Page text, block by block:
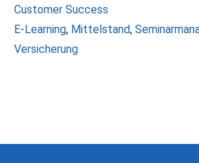
Kategorien
Customer Success
Schlagwörter
E-Learning, Mittelstand,
Versicherung